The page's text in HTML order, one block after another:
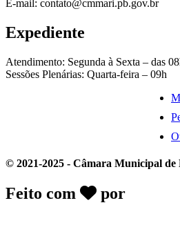
E-mail: contato@cmmari.pb.gov.br
Expediente
Atendimento: Segunda à Sexta – das
Sessões Plenárias: Quarta-feira – 09h
© 2021-2025 - Câmara Municipal
Feito com por